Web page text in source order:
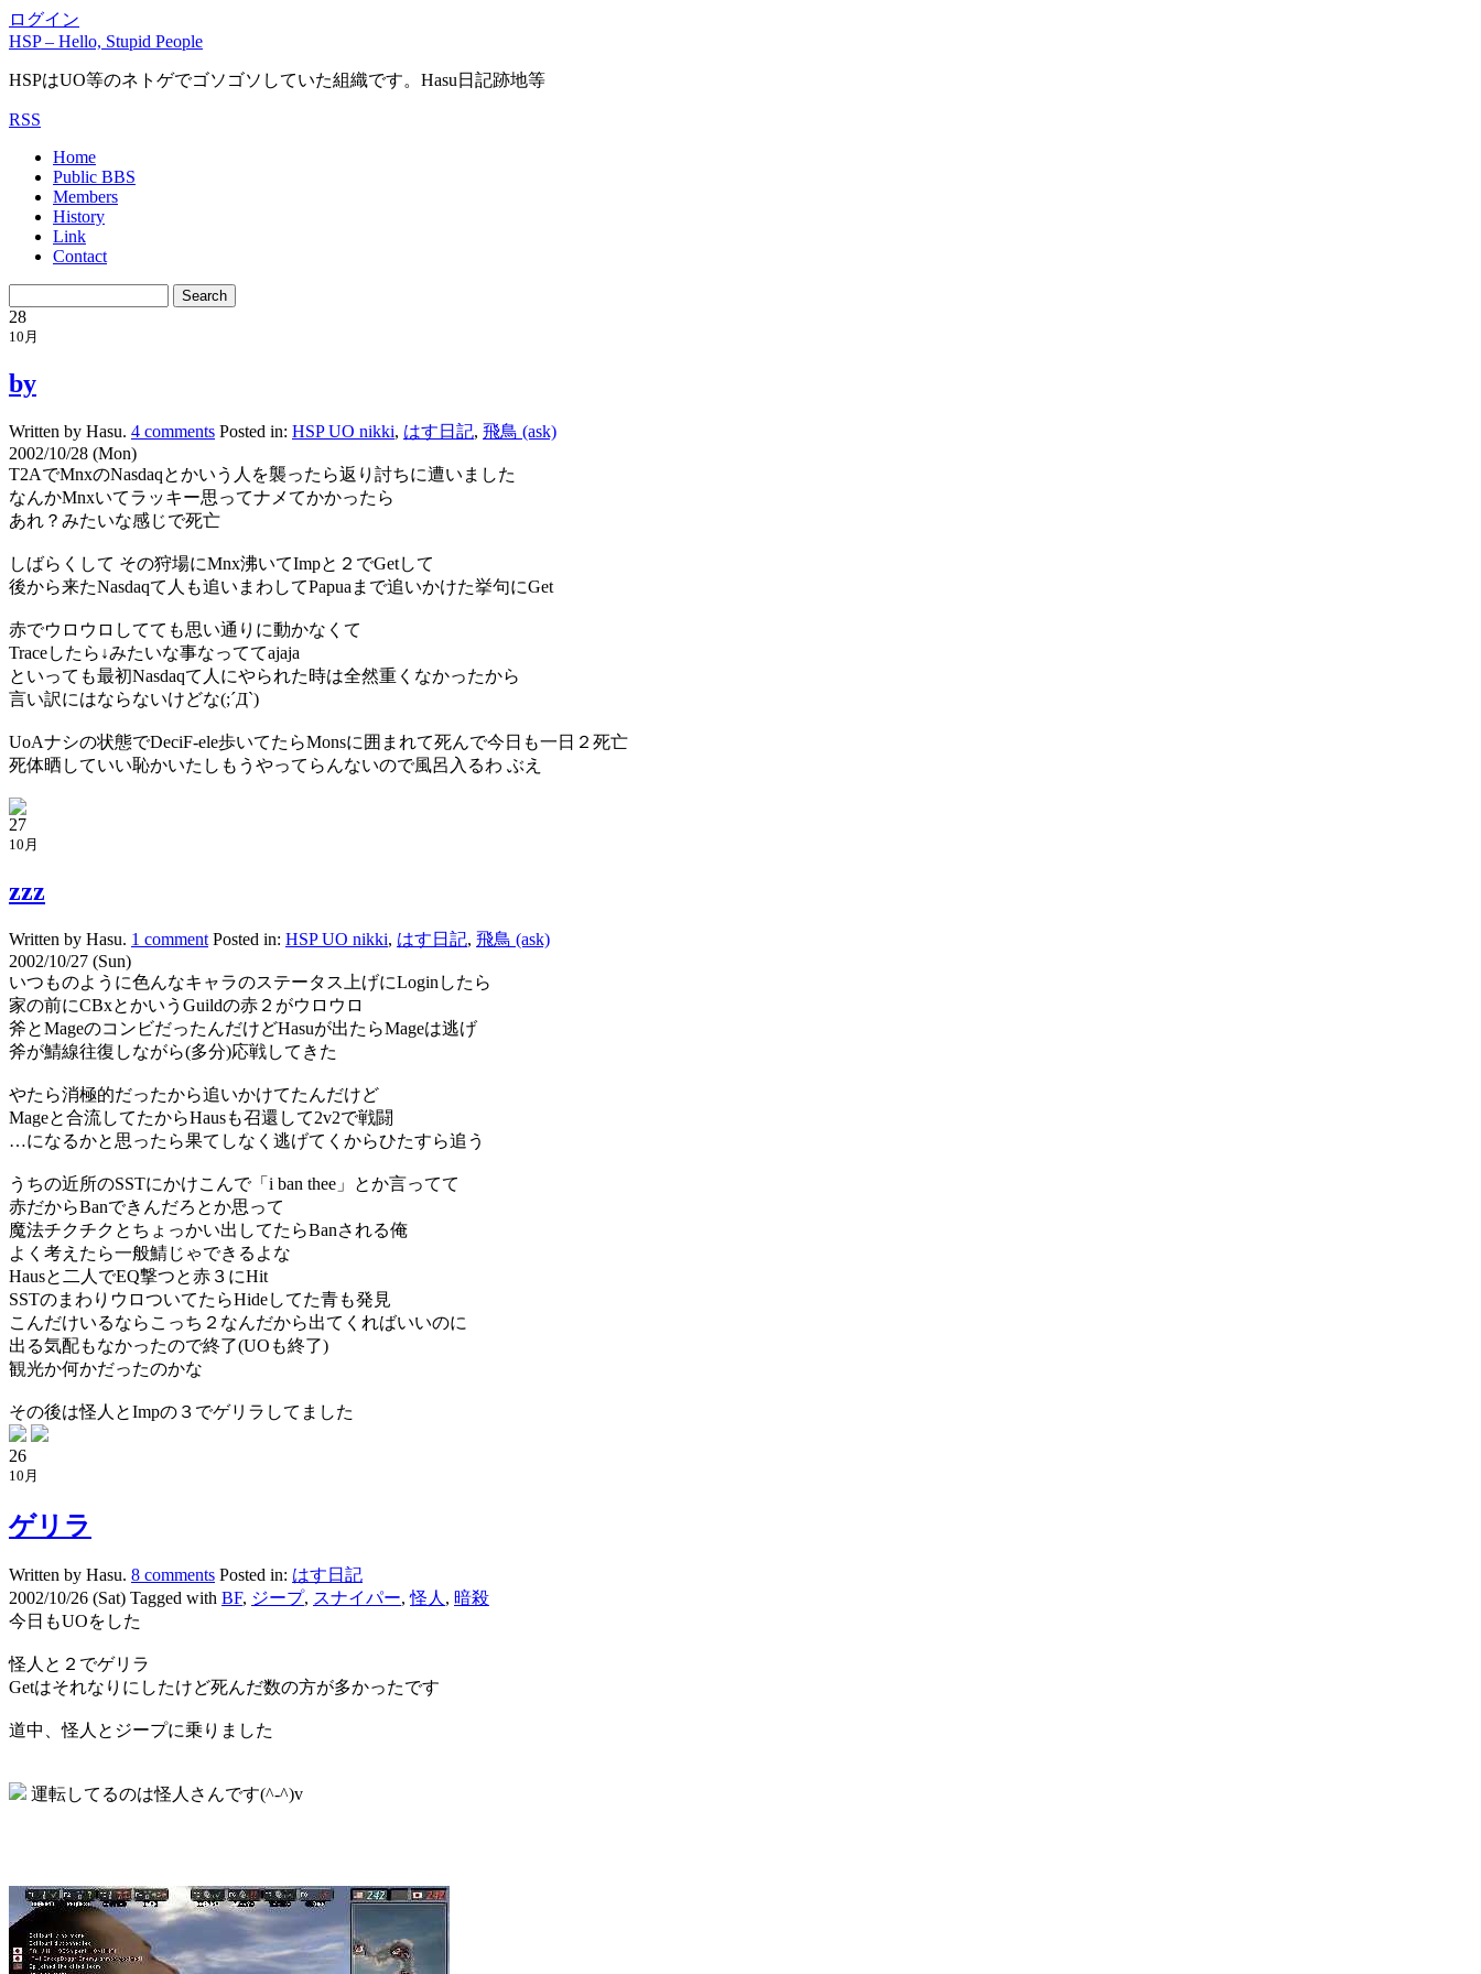
ログイン
HSP – Hello, Stupid People
HSPはUO等のネトゲでゴソゴソしていた組織です。Hasu日記跡地等
RSS
Home
Public BBS
Members
History
Link
Contact
28
10月
by
Written by Hasu. 4 comments Posted in: HSP UO nikki, はす日記, 飛鳥 (ask)
2002/10/28 (Mon)
T2AでMnxのNasdaqとかいう人を襲ったら返り討ちに遭いました
なんかMnxいてラッキー思ってナメてかかったら
あれ？みたいな感じで死亡
しばらくして その狩場にMnx沸いてImpと２でGetして
後から来たNasdaqて人も追いまわしてPapuaまで追いかけた挙句にGet
赤でウロウロしてても思い通りに動かなくて
Traceしたら↓みたいな事なっててajaja
といっても最初Nasdaqて人にやられた時は全然重くなかったから
言い訳にはならないけどな(;´Д`)
UoAナシの状態でDeciF-ele歩いてたらMonsに囲まれて死んで今日も一日２死亡
死体晒していい恥かいたしもうやってらんないので風呂入るわ ぶえ
27
10月
zzz
Written by Hasu. 1 comment Posted in: HSP UO nikki, はす日記, 飛鳥 (ask)
2002/10/27 (Sun)
いつものように色んなキャラのステータス上げにLoginしたら
家の前にCBxとかいうGuildの赤２がウロウロ
斧とMageのコンビだったんだけどHasuが出たらMageは逃げ
斧が鯖線往復しながら(多分)応戦してきた
やたら消極的だったから追いかけてたんだけど
Mageと合流してたからHausも召還して2v2で戦闘
…になるかと思ったら果てしなく逃げてくからひたすら追う
うちの近所のSSTにかけこんで「i ban thee」とか言ってて
赤だからBanできんだろとか思って
魔法チクチクとちょっかい出してたらBanされる俺
よく考えたら一般鯖じゃできるよな
Hausと二人でEQ撃つと赤３にHit
SSTのまわりウロついてたらHideしてた青も発見
こんだけいるならこっち２なんだから出てくればいいのに
出る気配もなかったので終了(UOも終了)
観光か何かだったのかな
その後は怪人とImpの３でゲリラしてました
26
10月
ゲリラ
Written by Hasu. 8 comments Posted in: はす日記
2002/10/26 (Sat) Tagged with BF, ジープ, スナイパー,怪人, 暗殺
今日もUOをした
怪人と２でゲリラ
Getはそれなりにしたけど死んだ数の方が多かったです
道中、怪人とジープに乗りました
運転してるのは怪人さんです(^-^)v